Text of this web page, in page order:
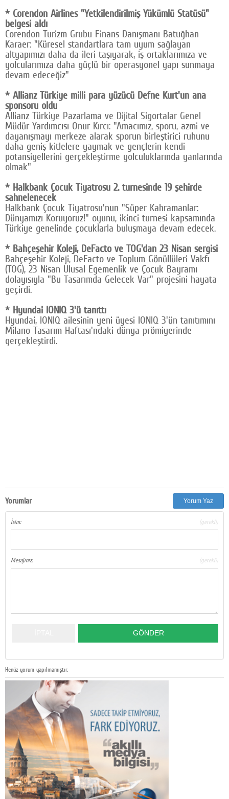
* Corendon Airlines "Yetkilendirilmiş Yükümlü Statüsü"
belgesi aldı
Corendon Turizm Grubu Finans Danışmanı Batuğhan
Karaer: "Küresel standartlara tam uyum sağlayan
altyapımızı daha da ileri taşıyarak, iş ortaklarımıza ve
yolcularımıza daha güçlü bir operasyonel yapı sunmaya
devam edeceğiz"
* Allianz Türkiye milli para yüzücü Defne Kurt'un ana
sponsoru oldu
Allianz Türkiye Pazarlama ve Dijital Sigortalar Genel
Müdür Yardımcısı Onur Kırcı: "Amacımız, sporu, azmi ve
dayanışmayı merkeze alarak sporun birleştirici ruhunu
daha geniş kitlelere yaymak ve gençlerin kendi
potansiyellerini gerçekleştirme yolculuklarında yanlarında
olmak"
* Halkbank Çocuk Tiyatrosu 2. turnesinde 19 şehirde
sahnelenecek
Halkbank Çocuk Tiyatrosu'nun "Süper Kahramanlar:
Dünyamızı Koruyoruz!" oyunu, ikinci turnesi kapsamında
Türkiye genelinde çocuklarla buluşmaya devam edecek.
* Bahçeşehir Koleji, DeFacto ve TOG'dan 23 Nisan sergisi
Bahçeşehir Koleji, DeFacto ve Toplum Gönüllüleri Vakfı
(TOG), 23 Nisan Ulusal Egemenlik ve Çocuk Bayramı
dolayısıyla "Bu Tasarımda Gelecek Var" projesini hayata
geçirdi.
* Hyundai IONIQ 3'ü tanıttı
Hyundai, IONIQ ailesinin yeni üyesi IONIQ 3'ün tanıtımını
Milano Tasarım Haftası'ndaki dünya prömiyerinde
gerçekleştirdi.
Yorumlar Yorum Yaz
İsim: (gerekli)
Mesajınız: (gerekli)
Henüz yorum yapılmamıştır.